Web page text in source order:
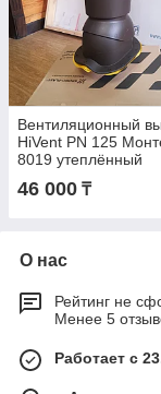
Вентиляционный
HiVent PN 125
8019 утеплённый
46 000 ₸
О нас
Рейтинг не
Менее 5
Работает с